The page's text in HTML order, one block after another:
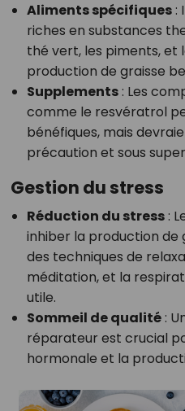
Aliments spécifiques:
riches en substances
thé vert, les piments, et
production de graisse
Supplements: Les
comme le resvératrol
bénéfiques, mais
précaution et sous
Gestion du stress
Réduction du stress:
inhiber la production de
des techniques de
méditation, et la
utile.
Sommeil de qualité:
réparateur est crucial
hormonale et la